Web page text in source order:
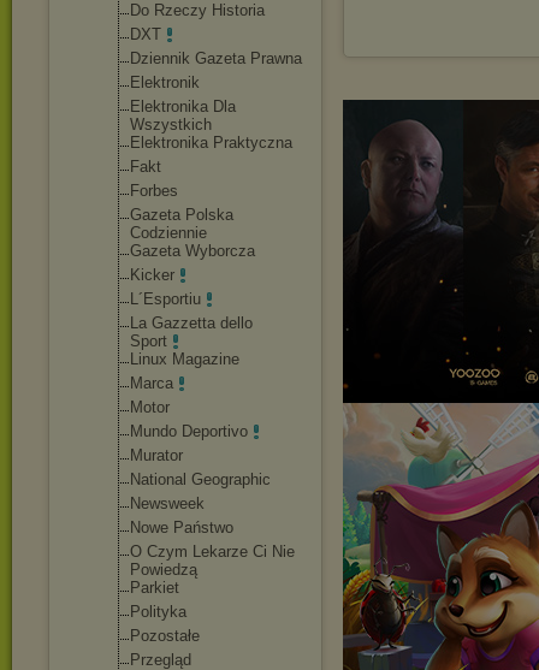
Do Rzeczy Historia
DXT
Dziennik Gazeta Prawna
Elektronik
Elektronika Dla
Wszystkich
Elektronika Praktyczna
Fakt
Forbes
Gazeta Polska
Codziennie
Gazeta Wyborcza
Kicker
L´Esportiu
La Gazzetta dello
Sport
Linux Magazine
Marca
Motor
Mundo Deportivo
Murator
National Geographic
Newsweek
Nowe Państwo
O Czym Lekarze Ci Nie
Powiedzą
Parkiet
Polityka
Pozostałe
Przegląd